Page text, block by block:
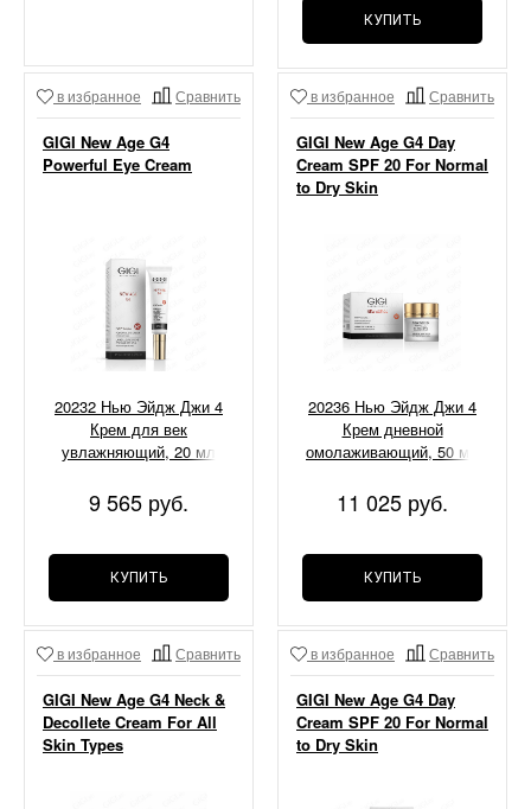
КУПИТЬ
в избранное Сравнить
GIGI New Age G4
Powerful Eye Cream
20232 Нью Эйдж Джи 4
Крем для век
увлажняющий, 20 мл
9 565 руб.
КУПИТЬ
в избранное Сравнить
GIGI New Age G4 Day
Cream SPF 20 For Normal
to Dry Skin
20236 Нью Эйдж Джи 4
Крем дневной
омолаживающий, 50 мл
11 025 руб.
КУПИТЬ
в избранное Сравнить
GIGI New Age G4 Neck &
Decollete Cream For All
Skin Types
в избранное Сравнить
GIGI New Age G4 Day
Cream SPF 20 For Normal
to Dry Skin